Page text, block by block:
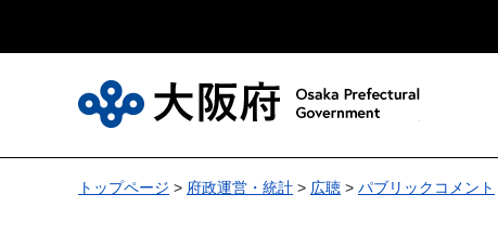
トップページ > 府政運営・統計 > 広聴 > パブリックコメント